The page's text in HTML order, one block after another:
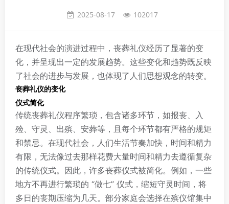
2025-08-17 102017
在现代社会的演进过程中，丧葬礼仪经历了显著的变
化，并呈现出一定的发展趋势。这些变化和趋势既反映
了社会的进步与发展，也体现了人们思想观念的转变。
丧葬礼仪的变化
仪式简化
传统丧葬礼仪程序繁琐，包含诸多环节，如报丧、入
殓、守灵、出殡、安葬等，且每个环节都有严格的规矩
和禁忌。在现代社会，人们生活节奏加快，时间和精力
有限，无法像过去那样花费大量时间和精力去遵循复杂
的传统仪式。因此，许多丧葬仪式被简化。例如，一些
地方不再进行繁琐的 “做七” 仪式，缩短守灵时间，将
多日的丧期压缩为几天。部分家庭会选择在殡仪馆集中